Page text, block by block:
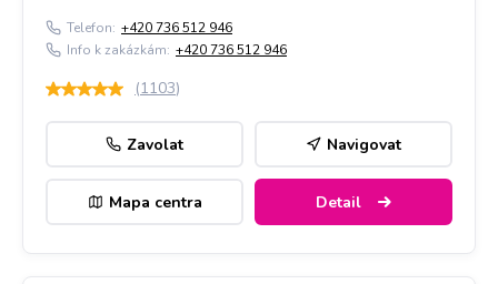
Telefon: +420 736 512 946
Info k zakázkám: +420 736 512 946
(1103)
Zavolat Navigovat
Mapa centra Detail